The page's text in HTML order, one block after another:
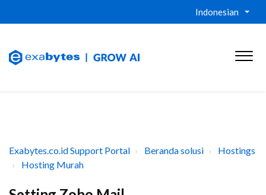
Indonesian
Exabytes.co.id Support Portal Beranda solusi
Hostings
Hosting Murah